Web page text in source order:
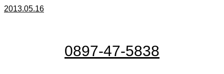
2013.05.16
0897-47-5838